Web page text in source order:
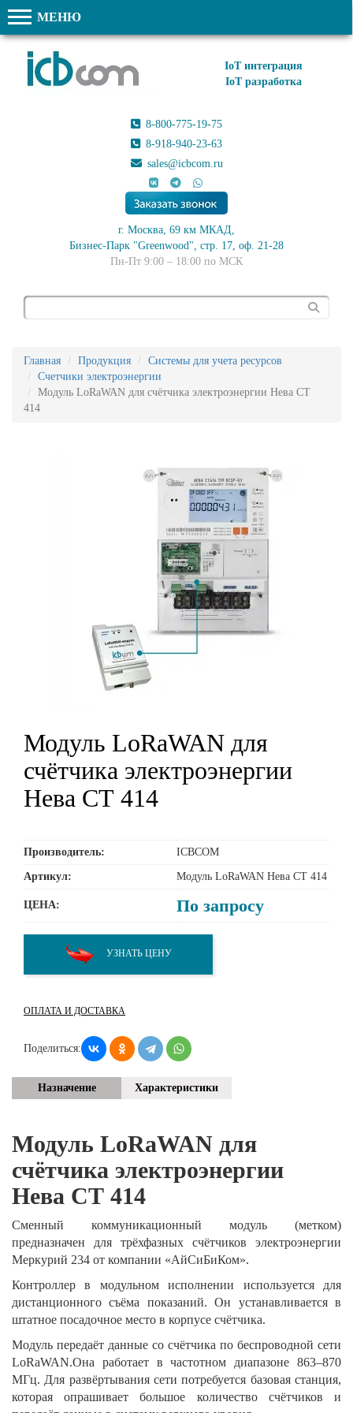
МЕНЮ
IoT интеграция
IoT разработка
8-800-775-19-75
8-918-940-23-63
sales@icbcom.ru
г. Москва, 69 км МКАД,
Бизнес-Парк "Greenwood", стр. 17, оф. 21-28
Пн-Пт 9:00 – 18:00 по МСК
Главная Продукция
Системы для учета ресурсов
Счетчики электроэнергии
Модуль LoRaWAN для счётчика электроэнергии Нева СТ
414
Модуль LoRaWAN для
счётчика электроэнергии
Нева СТ 414
Производитель: ICBCOM
Артикул: Модуль LoRaWAN Нева СТ 414
ЦЕНА: По запросу
УЗНАТЬ ЦЕНУ
ОПЛАТА И ДОСТАВКА
Поделиться:
Назначение Характеристики
Модуль LoRaWAN для
счётчика электроэнергии
Нева СТ 414
Сменный коммуникационный модуль (метком)
предназначен для трёхфазных счётчиков электроэнергии
Меркурий 234 от компании «АйСиБиКом».
Контроллер в модульном исполнении используется для
дистанционного съёма показаний. Он устанавливается в
штатное посадочное место в корпусе счётчика.
Модуль передаёт данные со счётчика по беспроводной сети
LoRaWAN.Она работает в частотном диапазоне 863–870
МГц. Для развёртывания сети потребуется базовая станция,
которая опрашивает большое количество счётчиков и